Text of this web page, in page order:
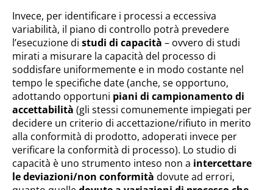
Invece, per identificare i processi a eccessiva
variabilità, il piano di controllo potrà prevedere
l’esecuzione di studi di capacità – ovvero di studi
mirati a misurare la capacità del processo di
soddisfare uniformemente e in modo costante nel
tempo le specifiche date (anche, se opportuno,
adottando opportuni piani di campionamento di
accettabilità (gli stessi comunemente impiegati per
decidere un criterio di accettazione/rifiuto in merito
alla conformità di prodotto, adoperati invece per
verificare la conformità di processo). Lo studio di
capacità è uno strumento inteso non a intercettare
le deviazioni/non conformità dovute ad errori,